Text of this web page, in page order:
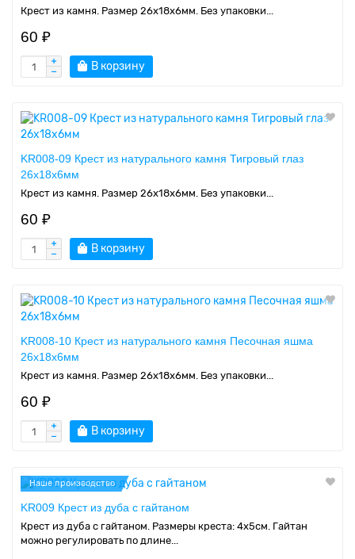
Крест из камня. Размер 26х18х6мм. Без упаковки...
60 ₽
В корзину
KR008-09 Крест из натурального камня Тигровый глаз
26х18х6мм
Крест из камня. Размер 26х18х6мм. Без упаковки...
60 ₽
В корзину
KR008-10 Крест из натурального камня Песочная яшма
26х18х6мм
Крест из камня. Размер 26х18х6мм. Без упаковки...
60 ₽
В корзину
Наше производство
KR009 Крест из дуба с гайтаном
Крест из дуба с гайтаном. Размеры креста: 4х5см. Гайтан
можно регулировать по длине...